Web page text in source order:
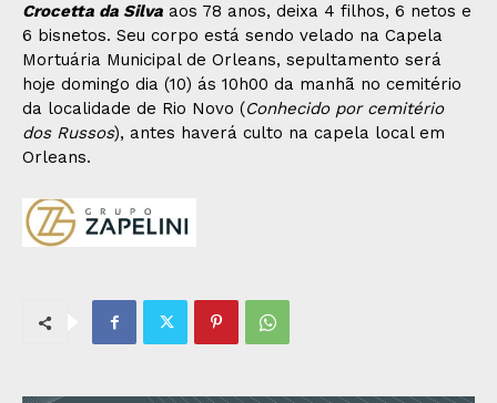
Crocetta da Silva aos 78 anos, deixa 4 filhos, 6 netos e
6 bisnetos. Seu corpo está sendo velado na Capela
Mortuária Municipal de Orleans, sepultamento será
hoje domingo dia (10) ás 10h00 da manhã no cemitério
da localidade de Rio Novo (Conhecido por cemitério
dos Russos), antes haverá culto na capela local em
Orleans.